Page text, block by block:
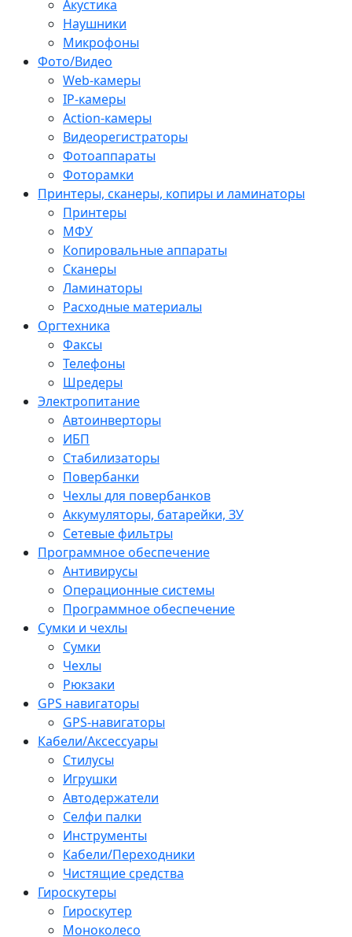
Акустика
Наушники
Микрофоны
Фото/Видео
Web-камеры
IP-камеры
Action-камеры
Видеорегистраторы
Фотоаппараты
Фоторамки
Принтеры, сканеры, копиры и ламинаторы
Принтеры
МФУ
Копировальные аппараты
Сканеры
Ламинаторы
Расходные материалы
Оргтехника
Факсы
Телефоны
Шредеры
Электропитание
Автоинверторы
ИБП
Стабилизаторы
Повербанки
Чехлы для повербанков
Аккумуляторы, батарейки, ЗУ
Сетевые фильтры
Программное обеспечение
Антивирусы
Операционные системы
Программное обеспечение
Сумки и чехлы
Сумки
Чехлы
Рюкзаки
GPS навигаторы
GPS-навигаторы
Кабели/Аксессуары
Стилусы
Игрушки
Автодержатели
Селфи палки
Инструменты
Кабели/Переходники
Чистящие средства
Гироскутеры
Гироскутер
Моноколесо